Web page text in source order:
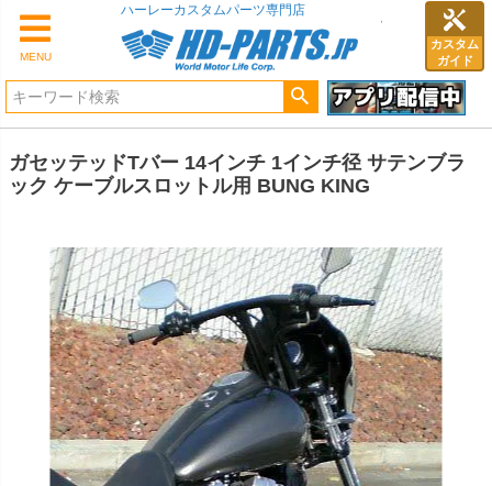
MENU
カスタム
ガイド
ハーレーカスタムパーツ専門店
ガセッテッドTバー 14インチ 1インチ径 サテンブラ
ック ケーブルスロットル用 BUNG KING